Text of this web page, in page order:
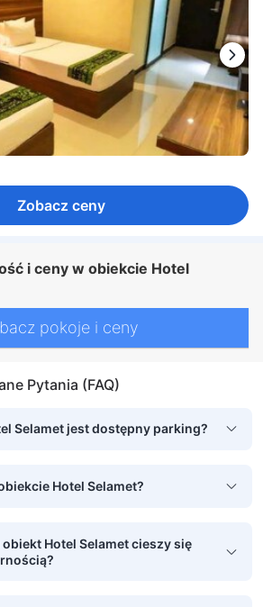
Zobacz ceny
i ceny w obiekcie Hotel
pokoje i ceny
Pytania (FAQ)
Selamet jest dostępny parking?
Hotel Selamet?
Hotel Selamet cieszy się